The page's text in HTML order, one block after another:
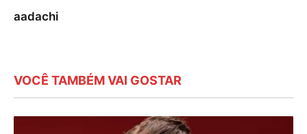
aadachi
VOCÊ TAMBÉM VAI GOSTAR